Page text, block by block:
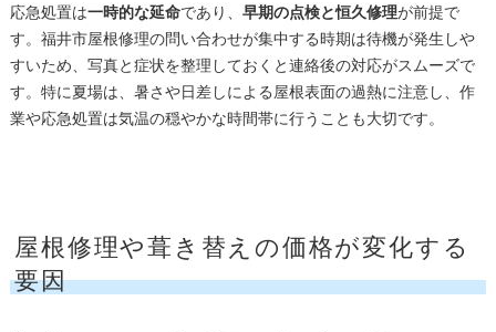
応急処置は一時的な延命であり、 早期の点検と恒久修理が前提で
す。福井市屋根修理の問い合わせが集中する時期は待機が発生しや
すいため、写真と症状を整理しておくと連絡後の対応がスムーズで
す。特に夏場は、暑さや日差しによる屋根表面の過熱に注意し、作
業や応急処置は気温の穏やかな時間帯に行うことも大切です。
屋根修理や葺き替えの価格が変化する
要因